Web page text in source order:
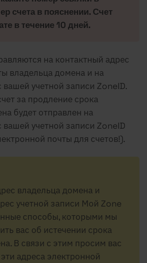
счета в пояснении. Счет
в течение 10 дней.
на контактный адрес
владельца домена и на
вашей учетной записи ZoneID.
за продление срока
будет отправлен на
вашей учетной записи ZoneID
почты для счетов!).
владельца домена и
учетной записи Мой Zone
способы, которыми мы
вас об истечении срока
В связи с этим просим вас
адреса электронной